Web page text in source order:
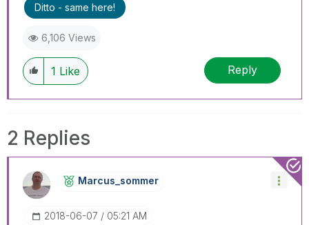
Ditto - same here!
6,106 Views
1 Like Reply
2 Replies
Marcus_sommer
‎2018-06-07 05:21 AM